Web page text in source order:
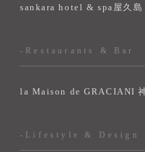
sankara hotel & spa屋久島
-Restaurants & Bar
la Maison de GRACIANI
-Lifestyle & Design